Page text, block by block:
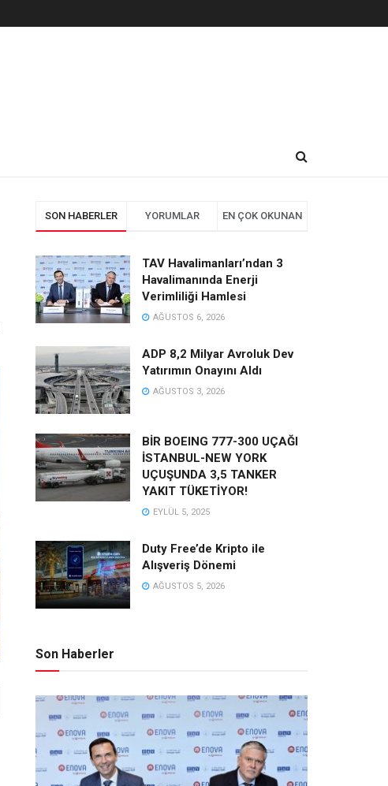
SON HABERLER YORUMLAR EN ÇOK OKUNAN
TAV Havalimanları’ndan 3
Havalimanında Enerji
Verimliliği Hamlesi
AĞUSTOS 6, 2026
ADP 8,2 Milyar Avroluk Dev
Yatırımın Onayını Aldı
AĞUSTOS 3, 2026
BİR BOEING 777-300 UÇAĞI
İSTANBUL-NEW YORK
UÇUŞUNDA 3,5 TANKER
YAKIT TÜKETİYOR!
EYLÜL 5, 2025
Duty Free’de Kripto ile
Alışveriş Dönemi
AĞUSTOS 5, 2026
Son Haberler